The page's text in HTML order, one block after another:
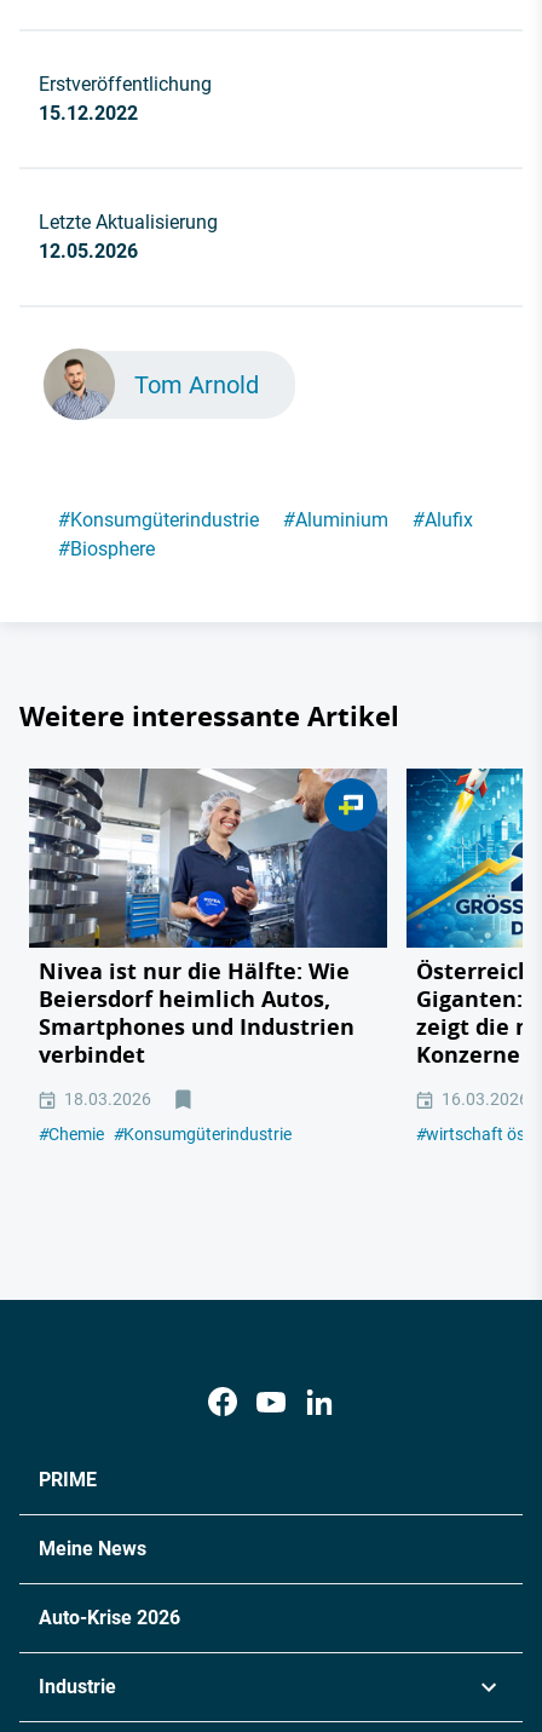
Erstveröffentlichung
15.12.2022
Letzte Aktualisierung
12.05.2026
Tom Arnold
#Konsumgüterindustrie #Aluminium #Alufix
#Biosphere
Weitere interessante Artikel
Nivea ist nur die Hälfte: Wie
Beiersdorf heimlich Autos,
Smartphones und Industrien
verbindet
18.03.2026
#Chemie #Konsumgüterindustrie
Giganten:
zeigt die
Konzerne
16.03.2026
#wirtschaft
PRIME
Meine News
Auto-Krise 2026
Industrie